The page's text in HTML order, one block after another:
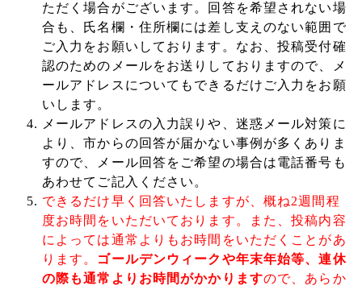
ただく場合がございます。回答を希望されない場
合も、氏名欄・住所欄には差し支えのない範囲で
ご入力をお願いしております。なお、投稿受付確
認のためのメールをお送りしておりますので、メ
ールアドレスについてもできるだけご入力をお願
いします。
メールアドレスの入力誤りや、迷惑メール対策に
より、市からの回答が届かない事例が多くありま
すので、メール回答をご希望の場合は電話番号も
あわせてご記入ください。
できるだけ早く回答いたしますが、概ね2週間程
度お時間をいただいております。また、投稿内容
によっては通常よりもお時間をいただくことがあ
ります。 ゴールデンウィークや年末年始等、連休
の際も通常よりお時間がかかりますので、あらか